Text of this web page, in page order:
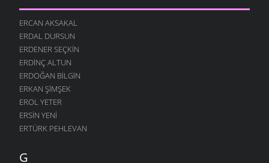
ERCAN AKSAKAL
ERDAL DURSUN
ERDENER SEÇKIN
ERDINÇ ALTUN
ERDOĞAN BILGIN
ERKAN ŞIMŞEK
EROL YETER
ERSIN YENI
ERTÜRK PEHLEVAN
G